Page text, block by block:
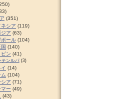
(351)
ネシア (119)
ジア (63)
ポール (104)
(140)
ピン (41)
テンルパ (3)
(14)
(104)
ア (71)
マー (49)
(43)